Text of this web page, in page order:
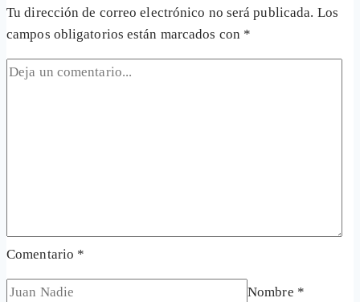
Tu dirección de correo electrónico no será publicada. Los
campos obligatorios están marcados con *
Comentario *
Nombre *